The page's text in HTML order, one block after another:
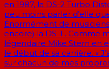
en 1987, la DS-2 Turbo
peu moins parler d’elle
Énormément de
encore) la DS-1 . Comme
légendaire Mike Stern en
le début de sa carrière. «
sur chacun de mes